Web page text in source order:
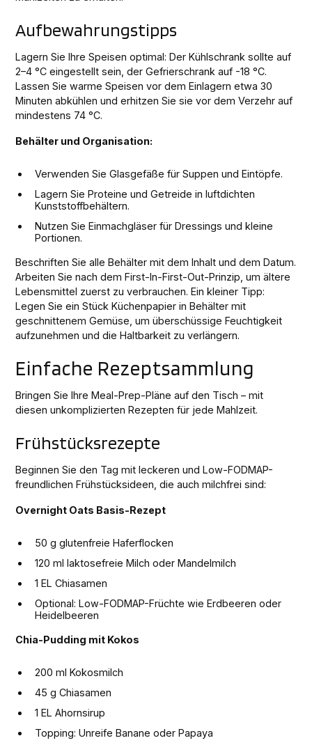
Aufbewahrungstipps
Lagern Sie Ihre Speisen optimal: Der Kühlschrank sollte auf
2–4 °C eingestellt sein, der Gefrierschrank auf -18 °C.
Lassen Sie warme Speisen vor dem Einlagern etwa 30
Minuten abkühlen und erhitzen Sie sie vor dem Verzehr auf
mindestens 74 °C.
Behälter und Organisation:
Verwenden Sie Glasgefäße für Suppen und Eintöpfe.
Lagern Sie Proteine und Getreide in luftdichten
Kunststoffbehältern.
Nutzen Sie Einmachgläser für Dressings und kleine
Portionen.
Beschriften Sie alle Behälter mit dem Inhalt und dem Datum.
Arbeiten Sie nach dem First-In-First-Out-Prinzip, um ältere
Lebensmittel zuerst zu verbrauchen. Ein kleiner Tipp:
Legen Sie ein Stück Küchenpapier in Behälter mit
geschnittenem Gemüse, um überschüssige Feuchtigkeit
aufzunehmen und die Haltbarkeit zu verlängern.
Einfache Rezeptsammlung
Bringen Sie Ihre Meal-Prep-Pläne auf den Tisch – mit
diesen unkomplizierten Rezepten für jede Mahlzeit.
Frühstücksrezepte
Beginnen Sie den Tag mit leckeren und Low-FODMAP-
freundlichen Frühstücksideen, die auch milchfrei sind:
Overnight Oats Basis-Rezept
50 g glutenfreie Haferflocken
120 ml laktosefreie Milch oder Mandelmilch
1 EL Chiasamen
Optional: Low-FODMAP-Früchte wie Erdbeeren oder
Heidelbeeren
Chia-Pudding mit Kokos
200 ml Kokosmilch
45 g Chiasamen
1 EL Ahornsirup
Topping: Unreife Banane oder Papaya